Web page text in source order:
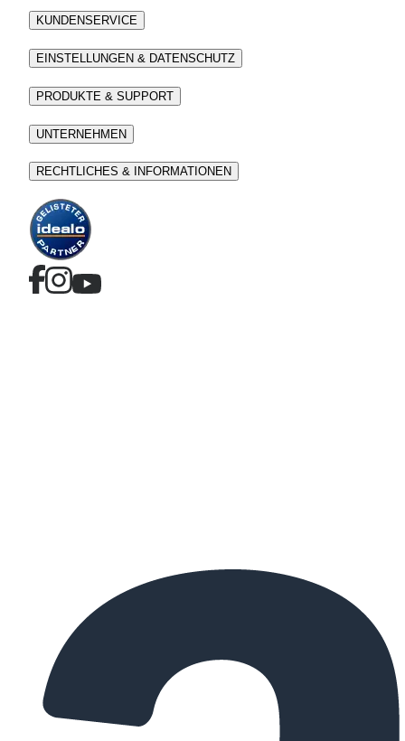
KUNDENSERVICE
EINSTELLUNGEN & DATENSCHUTZ
PRODUKTE & SUPPORT
UNTERNEHMEN
RECHTLICHES & INFORMATIONEN